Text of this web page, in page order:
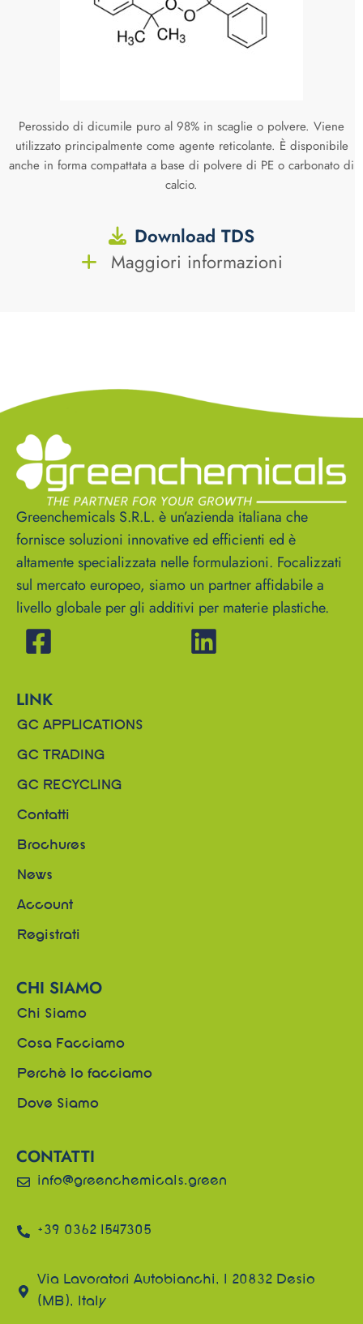
Perossido di dicumile puro al 98% in scaglie o polvere. Viene
utilizzato principalmente come agente reticolante. È disponibile
anche in forma compattata a base di polvere di PE o carbonato di
calcio.
Download TDS
Maggiori informazioni
Greenchemicals S.R.L. è un’azienda italiana che
fornisce soluzioni innovative ed efficienti ed è
altamente specializzata nelle formulazioni. Focalizzati
sul mercato europeo, siamo un partner affidabile a
livello globale per gli additivi per materie plastiche.
LINK
GC APPLICATIONS
GC TRADING
GC RECYCLING
Contatti
Brochures
News
Account
Registrati
CHI SIAMO
Chi Siamo
Cosa Facciamo
Perchè lo facciamo
Dove Siamo
CONTATTI
info@greenchemicals.green
+39 0362 1547305
Via Lavoratori Autobianchi, 1 20832 Desio
(MB), Italy